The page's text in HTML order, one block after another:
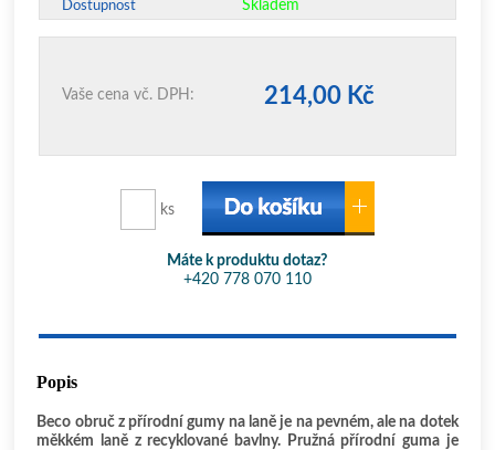
Dostupnost Skladem
Vaše cena vč. DPH: 214,00 Kč
ks
Máte k produktu dotaz?
+420 778 070 110
Popis
Beco obruč z přírodní gumy na laně je na pevném, ale na dotek
měkkém laně z recyklované bavlny. Pružná přírodní guma je